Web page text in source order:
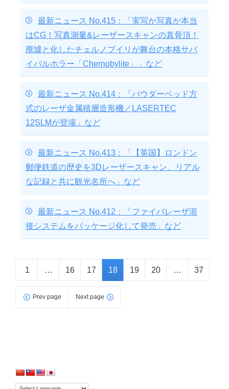
最新ニュース No.415：「実写か写真か本当
はCG！写真測量&レーザースキャンの真骨頂！
廃墟と化したチェルノブイリが舞台の本格サバ
イバルホラー「Chernobylite」」など
最新ニュース No.414：「パウダーベッド方
式のレーザ金属積層造形機／LASERTEC
12SLMが登場」など
最新ニュース No.413：「【英国】ロンドン
郵便鉄道の歴史を3Dレーザースキャン。リアル
な記録と共に観光名所へ」など
最新ニュース No.412：「ファイバレーザ溶
接システムをパッケージ化して発売」など
1 … 16 17 18 19 20 … 37
Prev page Next page